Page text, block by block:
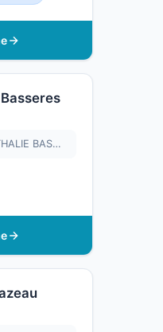
CABINET DU DR NATHALIE BASSERES